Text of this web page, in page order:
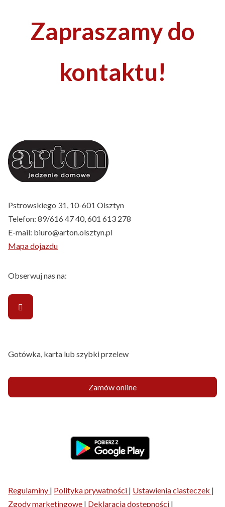
Zapraszamy do
kontaktu!
Pstrowskiego 31, 10-601 Olsztyn
Telefon: 89/616 47 40 601 613 278
E-mail: biuro@arton.olsztyn.pl
Mapa dojazdu
Obserwuj nas na:
Gotówka, karta lub szybki przelew
Zamów online
Regulaminy | Polityka prywatności | Ustawienia ciasteczek |
Zgody marketingowe | Deklaracja dostępności |